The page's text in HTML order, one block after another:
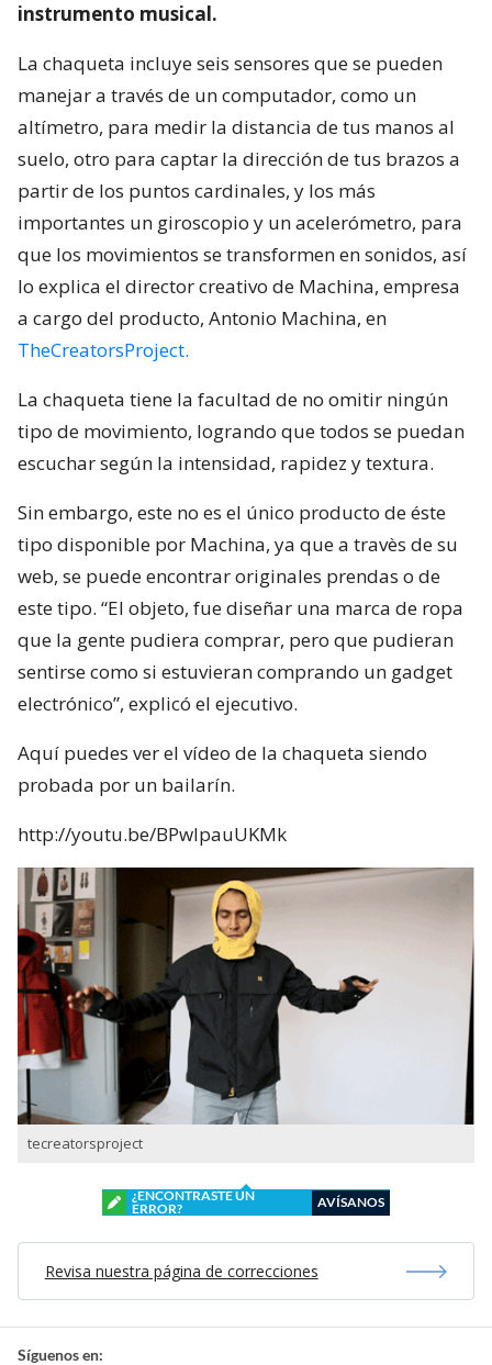
instrumento musical.
La chaqueta incluye seis sensores que se pueden
manejar a través de un computador, como un
altímetro, para medir la distancia de tus manos al
suelo, otro para captar la dirección de tus brazos a
partir de los puntos cardinales, y los más
importantes un giroscopio y un acelerómetro, para
que los movimientos se transformen en sonidos, así
lo explica el director creativo de Machina, empresa
a cargo del producto, Antonio Machina, en
TheCreatorsProject.
La chaqueta tiene la facultad de no omitir ningún
tipo de movimiento, logrando que todos se puedan
escuchar según la intensidad, rapidez y textura.
Sin embargo, este no es el único producto de éste
tipo disponible por Machina, ya que a travès de su
web, se puede encontrar originales prendas o de
este tipo. “El objeto, fue diseñar una marca de ropa
que la gente pudiera comprar, pero que pudieran
sentirse como si estuvieran comprando un gadget
electrónico”, explicó el ejecutivo.
Aquí puedes ver el vídeo de la chaqueta siendo
probada por un bailarín.
http://youtu.be/BPwlpauUKMk
tecreatorsproject
¿ENCONTRASTE UN
ERROR?
AVÍSANOS
Revisa nuestra página de correcciones
Síguenos en: